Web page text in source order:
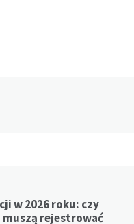
w 2026 roku: czy
rejestrować